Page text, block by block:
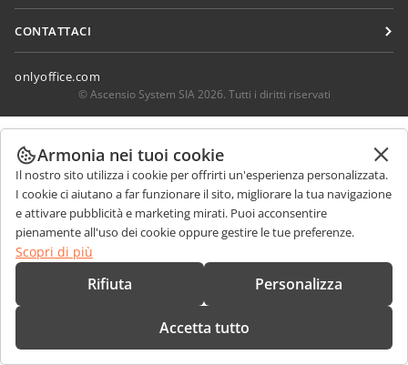
App desktop
App mobili
Webinar
Ordina demo
CONTATTACI
Richieste per i partner partners@onlyoffice.com
Richieste stampapress@onlyoffice.com
Richiedi una chiamata
onlyoffice.com
© Ascensio System SIA 2026. Tutti i diritti riservati
Armonia nei tuoi cookie
Il nostro sito utilizza i cookie per offrirti un'esperienza personalizzata.
I cookie ci aiutano a far funzionare il sito, migliorare la tua navigazione
e attivare pubblicità e marketing mirati. Puoi acconsentire
pienamente all'uso dei cookie oppure gestire le tue preferenze.
Scopri di più
Rifiuta Personalizza
Accetta tutto